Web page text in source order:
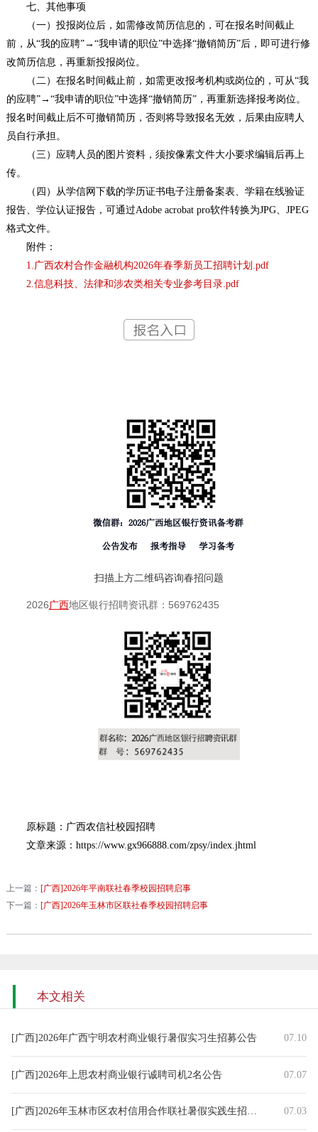
七、其他事项
（一）投报岗位后，如需修改简历信息的，可在报名时间截止
前，从“我的应聘”→“我申请的职位”中选择“撤销简历”后，即可进行修
改简历信息，再重新投报岗位。
（二）在报名时间截止前，如需更改报考机构或岗位的，可从“我
的应聘”→“我申请的职位”中选择“撤销简历”，再重新选择报考岗位。
报名时间截止后不可撤销简历，否则将导致报名无效，后果由应聘人
员自行承担。
（三）应聘人员的图片资料，须按像素文件大小要求编辑后再上
传。
（四）从学信网下载的学历证书电子注册备案表、学籍在线验证
报告、学位认证报告，可通过Adobe acrobat pro软件转换为JPG、JPEG
格式文件。
附件：
1.广西农村合作金融机构2026年春季新员工招聘计划.pdf
2.信息科技、法律和涉农类相关专业参考目录.pdf
扫描上方二维码咨询春招问题
2026广西地区银行招聘资讯群：569762435
原标题：广西农信社校园招聘
文章来源：https://www.gx966888.com/zpsy/index.jhtml
上一篇： [广西]2026年平南联社春季校园招聘启事
下一篇： [广西]2026年玉林市区联社春季校园招聘启事
本文相关
[广西]2026年广西宁明农村商业银行暑假实习生招募公告 07.10
[广西]2026年上思农村商业银行诚聘司机2名公告 07.07
[广西]2026年玉林市区农村信用合作联社暑假实践生招募启事 07.03